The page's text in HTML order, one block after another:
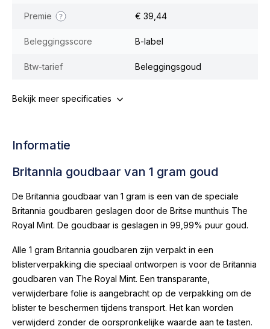
Premie € 39,44
Beleggingsscore B-label
Btw-tarief Beleggingsgoud
Bekijk meer specificaties
Informatie
Britannia goudbaar van 1 gram goud
De Britannia goudbaar van 1 gram is een van de speciale
Britannia goudbaren geslagen door de Britse munthuis The
Royal Mint. De goudbaar is geslagen in 99,99% puur goud.
Alle 1 gram Britannia goudbaren zijn verpakt in een
blisterverpakking die speciaal ontworpen is voor de Britannia
goudbaren van The Royal Mint. Een transparante,
verwijderbare folie is aangebracht op de verpakking om de
blister te beschermen tijdens transport. Het kan worden
verwijderd zonder de oorspronkelijke waarde aan te tasten.